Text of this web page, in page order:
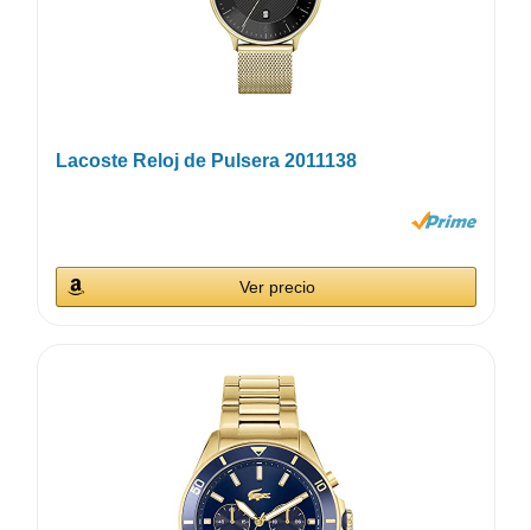
Lacoste Reloj de Pulsera 2011138
Ver precio